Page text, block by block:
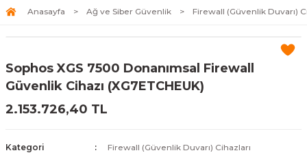
Sistemleri (Network Kameraları)
ve Depolama Çözümleri
ve Bağlantı Kabloları
Kamera Lisansları
Duvarı) Cihazları
Ağ Yönlendiricileri
Fi) ve Access Point Ürünleri
Antivirüs Yazılımları
SSD
Kurtarma
Anasayfa Ağ ve Siber Güvenlik Firewall (Güvenlik Duvarı)
Sophos XGS 7500 Donanımsal Firewall
Güvenlik Cihazı (XG7ETCHEUK)
2.153.726,40 TL
Kategori
Firewall (Güvenlik Duvarı) Cihazları